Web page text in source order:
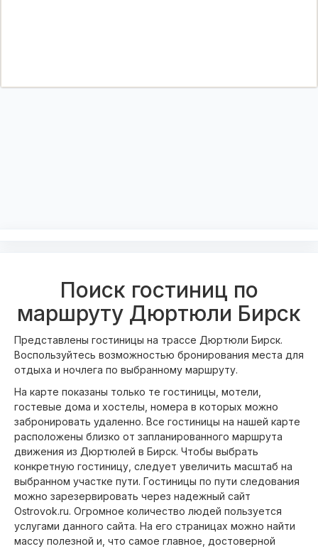
Поиск гостиниц по
маршруту Дюртюли Бирск
Представлены гостиницы на трассе Дюртюли Бирск.
Воспользуйтесь возможностью бронирования места для
отдыха и ночлега по выбранному маршруту.
На карте показаны только те гостиницы, мотели,
гостевые дома и хостелы, номера в которых можно
забронировать удаленно. Все гостиницы на нашей карте
расположены близко от запланированного маршрута
движения из Дюртюлей в Бирск. Чтобы выбрать
конкретную гостиницу, следует увеличить масштаб на
выбранном участке пути. Гостиницы по пути следования
можно зарезервировать через надежный сайт
Ostrovok.ru. Огромное количество людей пользуется
услугами данного сайта. На его страницах можно найти
массу полезной и, что самое главное, достоверной